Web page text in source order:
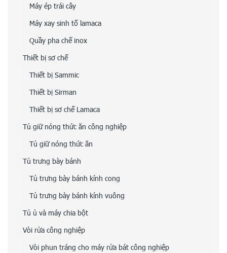
Máy ép trái cây
Máy xay sinh tố lamaca
Quầy pha chế inox
Thiết bị sơ chế
Thiết bị Sammic
Thiết bị Sirman
Thiết bị sơ chế Lamaca
Tủ giữ nóng thức ăn công nghiệp
Tủ giữ nóng thức ăn
Tủ trưng bày bánh
Tủ trưng bày bánh kính cong
Tủ trưng bày bánh kính vuông
Tủ ủ và máy chia bột
Vòi rửa công nghiệp
Vòi phun tráng cho máy rửa bát công nghiệp